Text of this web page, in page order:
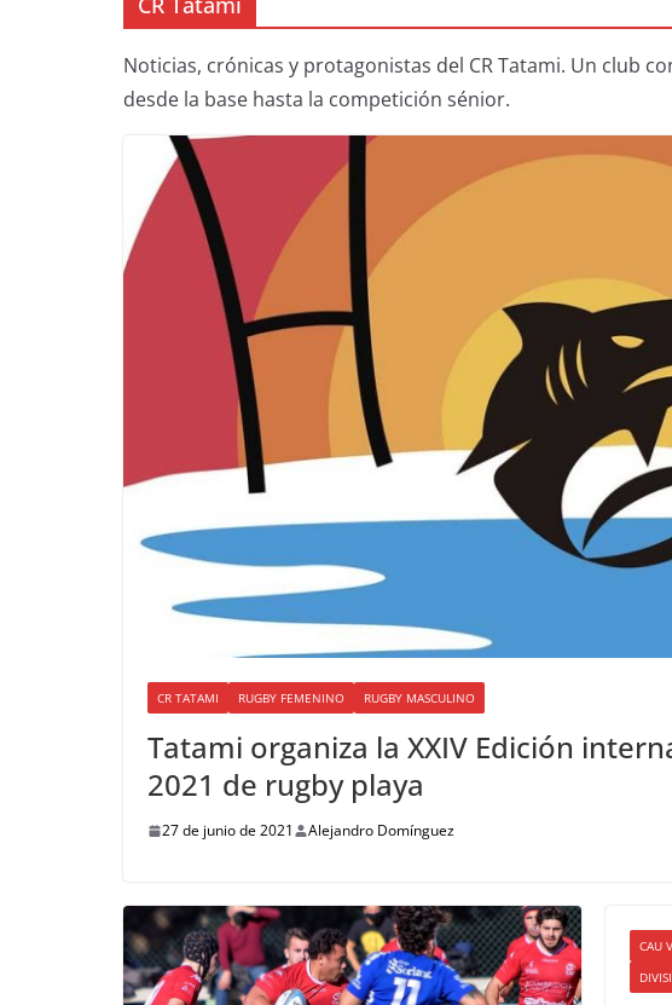
Noticias, crónicas y protagonistas del CR Tatami. Un club
desde la base hasta la competición sénior.
CR TATAMI RUGBY FEMENINO RUGBY MASCULINO
Tatami organiza la XXIV Edición
2021 de rugby playa
27 de junio de 2021 Alejandro Domínguez
CAU